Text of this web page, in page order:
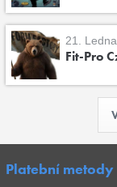
21.
Fit-Pro
Platební metody